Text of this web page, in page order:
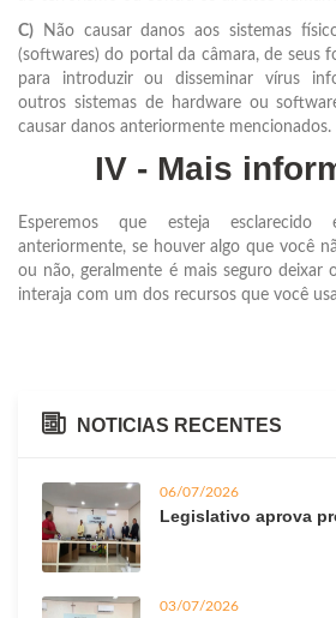
C) Não causar danos aos sistemas
(softwares) do portal da câmara, de seus
para introduzir ou disseminar vírus
outros sistemas de hardware ou
causar danos anteriormente mencionados.
IV - Mais
Esperemos que esteja esclarecido
anteriormente, se houver algo que você
ou não, geralmente é mais seguro deixar
interaja com um dos recursos que você
NOTICIAS RECENTES
06/07/2026
Legislativo aprova
03/07/2026